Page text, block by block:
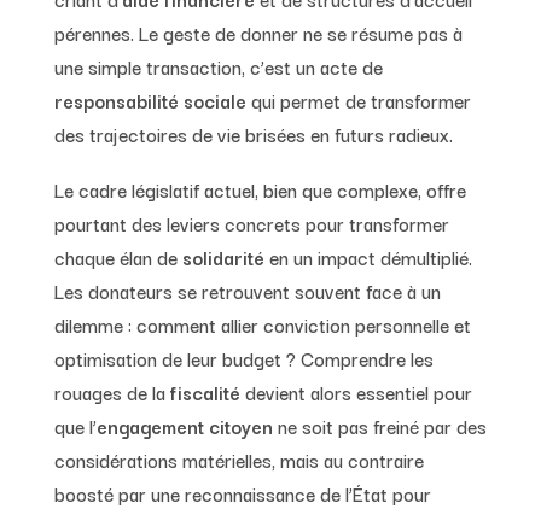
pérennes. Le geste de donner ne se résume pas à
une simple transaction, c’est un acte de
responsabilité sociale qui permet de transformer
des trajectoires de vie brisées en futurs radieux.
Le cadre législatif actuel, bien que complexe, offre
pourtant des leviers concrets pour transformer
chaque élan de solidarité en un impact démultiplié.
Les donateurs se retrouvent souvent face à un
dilemme : comment allier conviction personnelle et
optimisation de leur budget ? Comprendre les
rouages de la fiscalité devient alors essentiel pour
que l’engagement citoyen ne soit pas freiné par des
considérations matérielles, mais au contraire
boosté par une reconnaissance de l’État pour